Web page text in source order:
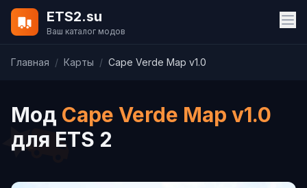
ETS2.su
Ваш каталог модов
Главная / Карты / Cape Verde Map v1.0
Мод Cape Verde Map v1.0
для ETS 2